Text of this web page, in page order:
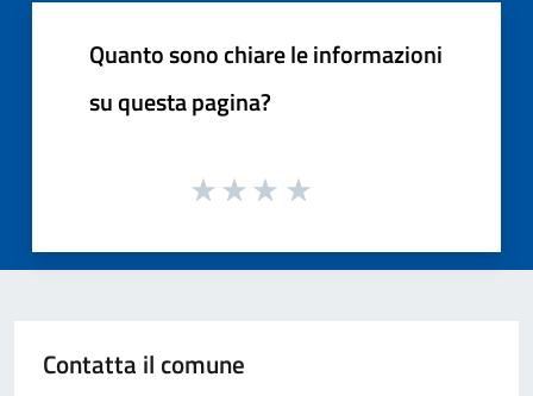
Quanto sono chiare le informazioni
su questa pagina?
Contatta il comune